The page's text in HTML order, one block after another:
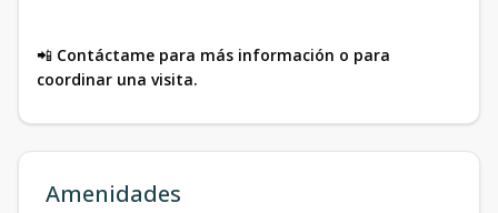
📲 Contáctame para más información o para
coordinar una visita.
Amenidades